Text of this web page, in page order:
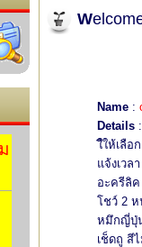
W
Name :
Details
ใีให้เลือ
แจ้งเวล
อะครีลิค
โชว์ 2
หมึกญี่ปุ่
เช็ดถู สี